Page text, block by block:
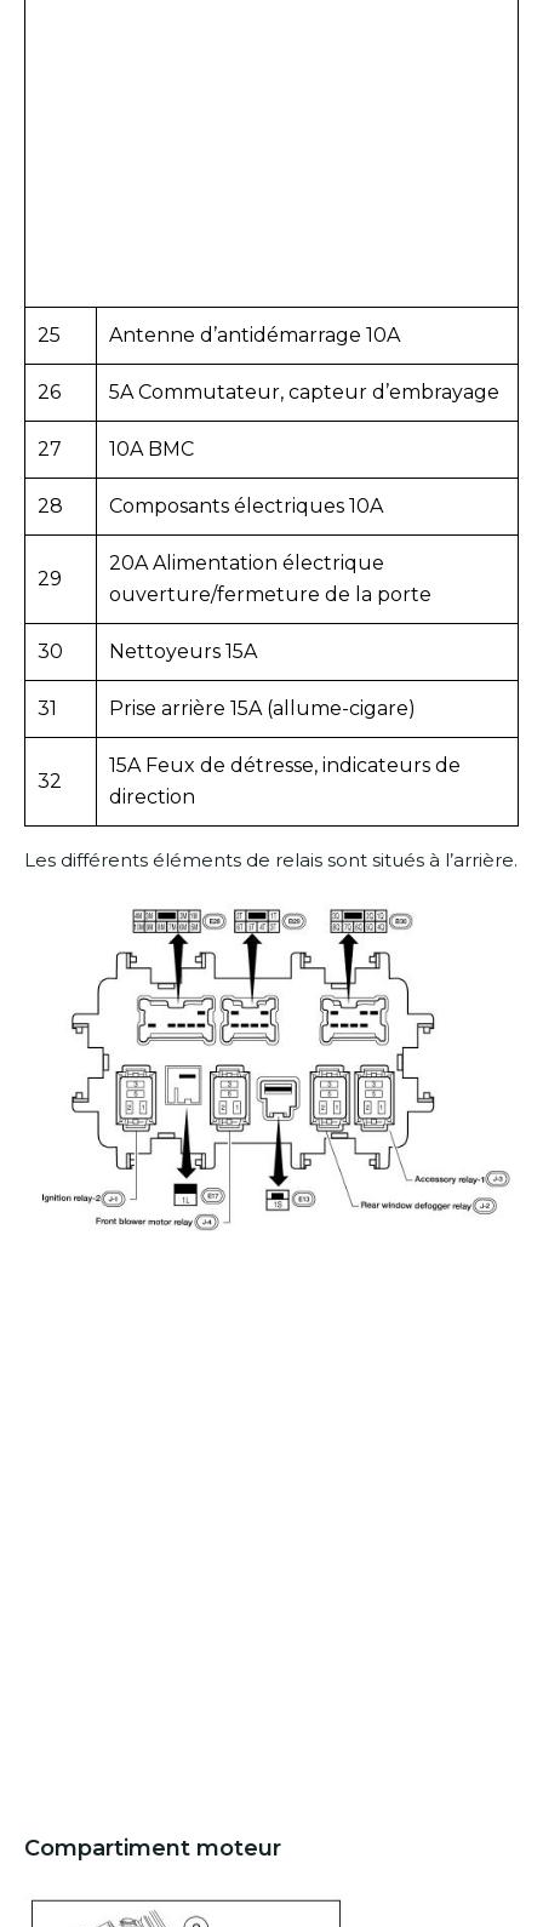
25 Antenne d’antidémarrage 10A
26 5A Commutateur, capteur d’embrayage
27 10A BMC
28 Composants électriques 10A
29
20A Alimentation électrique
ouverture/fermeture de la porte
30 Nettoyeurs 15A
31 Prise arrière 15A (allume-cigare)
32
15A Feux de détresse, indicateurs de
direction
Les différents éléments de relais sont situés à l’arrière.
Compartiment moteur